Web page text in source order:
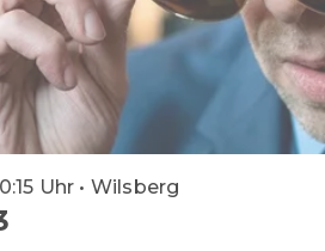
Uhr • Wilsberg